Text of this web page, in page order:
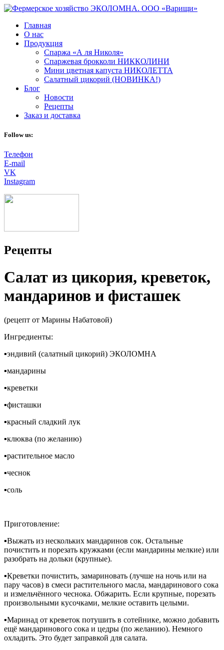
Главная
О нас
Продукция
Спаржа «А ля Николя»
Спаржевая брокколи НИККОЛИНИ
Мини цветная капуста НИКОЛЕТТА
Салатный цикорий (НОВИНКА!)
Блог
Новости
Рецепты
Заказ и доставка
Follow us:
Телефон
E-mail
VK
Instagram
Рецепты
Салат из цикория, креветок,
мандаринов и фисташек
(рецепт от Марины Набатовой)
Ингредиенты:
▪эндивий (салатный цикорий) ЭКОЛОМНА
▪мандарины
▪креветки
▪фисташки
▪красный сладкий лук
▪клюква (по желанию)
▪растительное масло
▪чеснок
▪соль
Приготовление:
▪Выжать из нескольких мандаринов сок. Остальные
почистить и порезать кружками (если мандарины мелкие) или
разобрать на дольки (крупные).
▪Креветки почистить, замариновать (лучше на ночь или на
пару часов) в смеси растительного масла, мандаринового сока
и измельчённого чеснока. Обжарить. Если крупные, порезать
произвольными кусочками, мелкие оставить целыми.
▪Маринад от креветок потушить в сотейнике, можно добавить
ещё мандаринового сока и цедры (по желанию). Немного
охладить. Это будет заправкой для салата.